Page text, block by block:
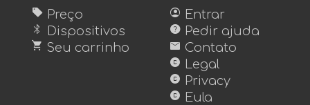
sell Preço
bluetooth Dispositivos
shopping_cart Seu carrinho
account_circle Entrar
help Pedir ajuda
mail Contato
copyright Legal
copyright Privacy
copyright Eula